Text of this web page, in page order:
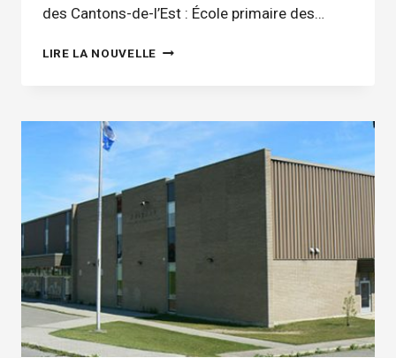
des Cantons-de-l’Est : École primaire des…
LIRE LA NOUVELLELES
CSS
DÉMARQUENT
LORS
DES
PRIX
ENVIRONNEMENT
CANTONS-
DE-
L’EST